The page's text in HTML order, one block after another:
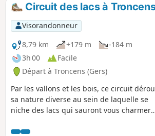
Circuit des lacs à
Visorandonneur
8,79 km
+179 m
-184 m
3h 00
Facile
Départ à Troncens (Gers)
Par les vallons et les bois, ce circuit
sa nature diverse au sein de laquelle se
niche des lacs qui sauront vous charmer